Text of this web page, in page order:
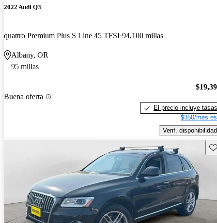
2022 Audi Q3
quattro Premium Plus S Line 45 TFSI 94,100 millas
Albany, OR
95 millas
Buena oferta
El precio incluye tasas
$350/mes
Verif. disponibilidad